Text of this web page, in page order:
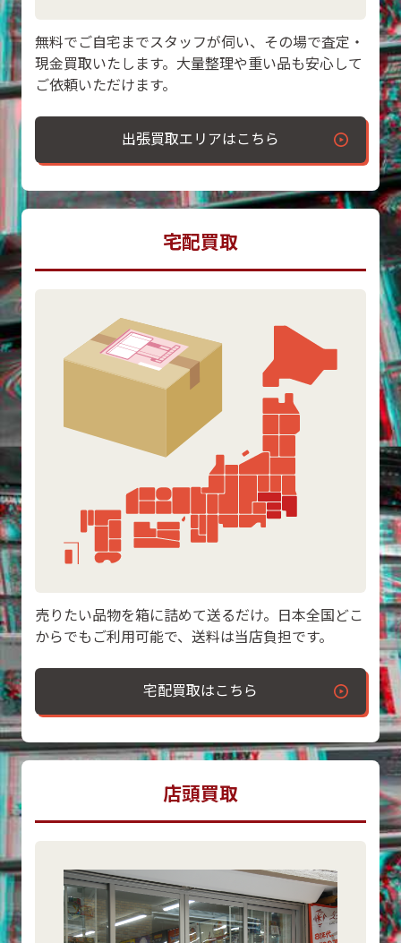
無料でご自宅までスタッフが伺い、その場で査定・
現金買取いたします。大量整理や重い品も安心して
ご依頼いただけます。
出張買取エリアはこちら
宅配買取
売りたい品物を箱に詰めて送るだけ。日本全国どこ
からでもご利用可能で、送料は当店負担です。
宅配買取はこちら
店頭買取